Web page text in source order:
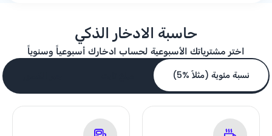
حاسبة الادخار الذكي
اختر مشترياتك الأسبوعية لحساب ادخارك أسبوعياً وسنوياً
نسبة مئوية (مثلاً %5)